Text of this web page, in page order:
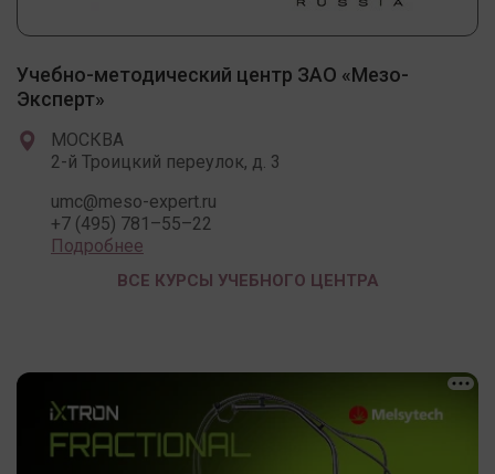
Учебно-методический центр ЗАО «Мезо-
Эксперт»
МОСКВА
2-й Троицкий переулок, д. 3
umc@meso-expert.ru
+7 (495) 781–55–22
Подробнее
ВСЕ КУРСЫ УЧЕБНОГО ЦЕНТРА